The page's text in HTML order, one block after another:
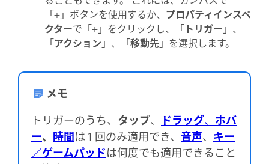
「+」ボタンを使用するか、 プロパティインスペ
クターで「+」をクリックし、「 トリガー 」、
「アクション 」、「移動先」を選択します。
メモ
トリガーのうち、 タップ、 ドラッグ、 ホバ
ー、 時間は 1 回のみ適用でき、 音声、 キー
／ゲームパッドは何度でも適用できること